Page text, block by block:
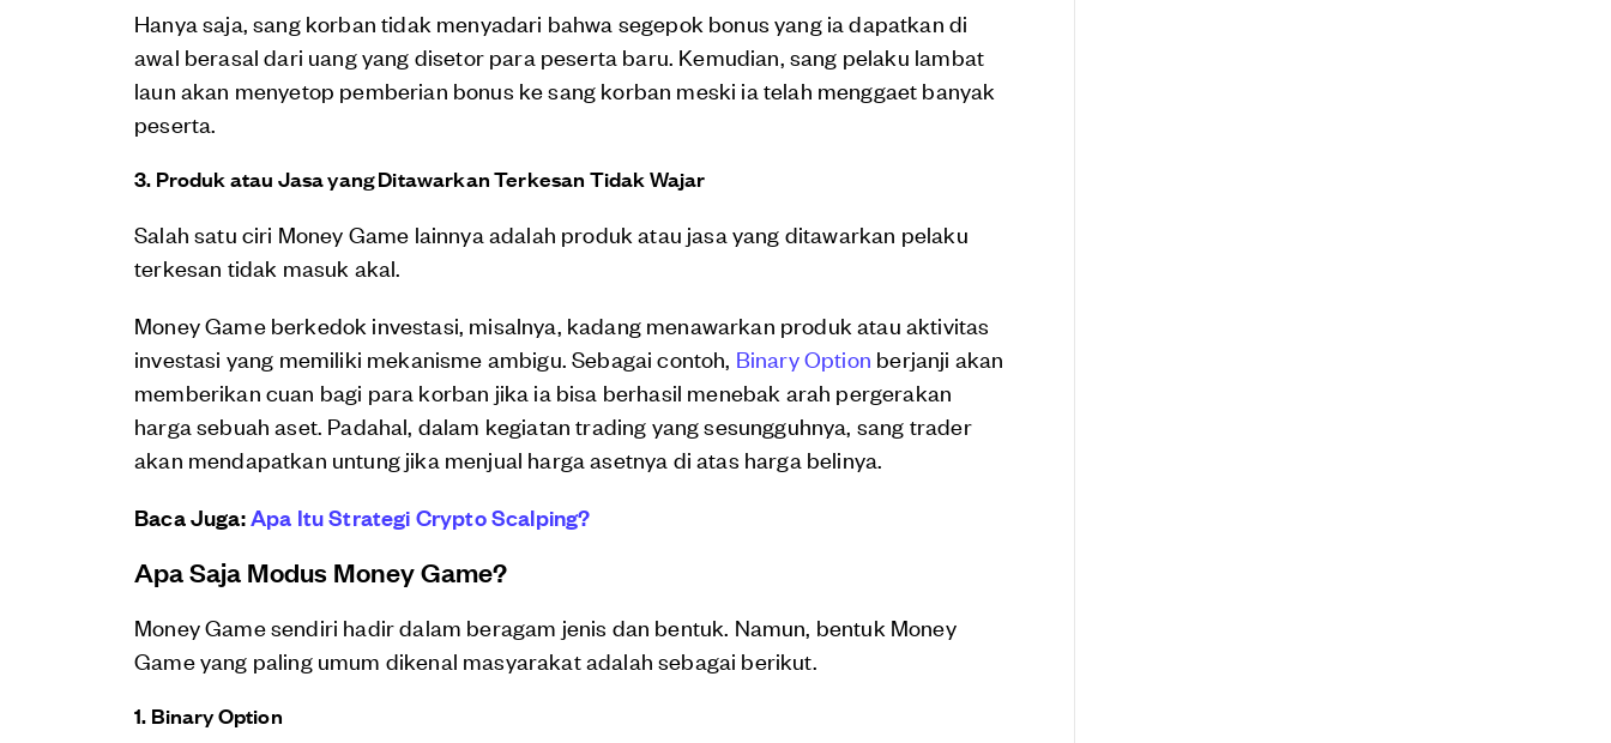
Hanya saja, sang korban tidak menyadari bahwa segepok bonus yang ia dapatkan di
awal berasal dari uang yang disetor para peserta baru. Kemudian, sang pelaku lambat
laun akan menyetop pemberian bonus ke sang korban meski ia telah menggaet banyak
peserta.
3. Produk atau Jasa yang Ditawarkan Terkesan Tidak Wajar
Salah satu ciri Money Game lainnya adalah produk atau jasa yang ditawarkan pelaku
terkesan tidak masuk akal.
Money Game berkedok investasi, misalnya, kadang menawarkan produk atau aktivitas
investasi yang memiliki mekanisme ambigu. Sebagai contoh, Binary Option berjanji akan
memberikan cuan bagi para korban jika ia bisa berhasil menebak arah pergerakan
harga sebuah aset. Padahal, dalam kegiatan trading yang sesungguhnya, sang trader
akan mendapatkan untung jika menjual harga asetnya di atas harga belinya.
Baca Juga:Apa Itu Strategi Crypto Scalping?
Apa Saja Modus Money Game?
Money Game sendiri hadir dalam beragam jenis dan bentuk. Namun, bentuk Money
Game yang paling umum dikenal masyarakat adalah sebagai berikut.
1. Binary Option